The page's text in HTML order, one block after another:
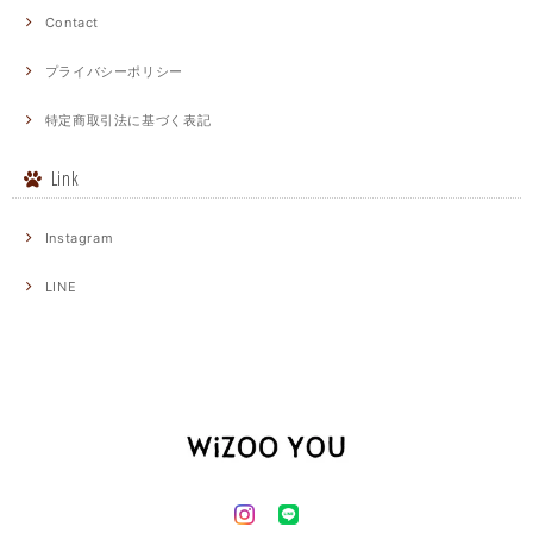
Contact
プライバシーポリシー
特定商取引法に基づく表記
Link
Instagram
LINE